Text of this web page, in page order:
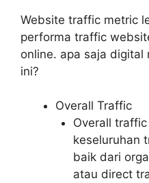
Website traffic metric
performa traffic
online. apa saja digital
ini?
Overall Traffic
Overall
keseluruhan
baik dari
atau direct